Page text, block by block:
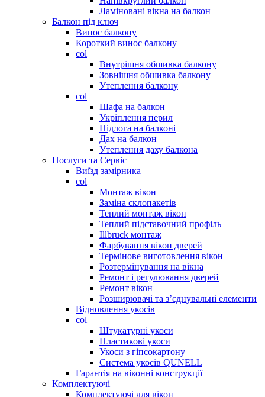
Ламіновані вікна на балкон
Балкон під ключ
Винос балкону
Короткий винос балкону
col
Внутрішня обшивка балкону
Зовнішня обшивка балкону
Утеплення балкону
col
Шафа на балкон
Укріплення перил
Підлога на балконі
Дах на балкон
Утеплення даху балкона
Послуги та Сервіс
Виїзд замірника
col
Монтаж вікон
Заміна склопакетів
Теплий монтаж вікон
Теплий підставочний профіль
Illbruck монтаж
Фарбування вікон дверей
Термінове виготовлення вікон
Розтермінування на вікна
Ремонт і регулювання дверей
Ремонт вікон
Розширювачі та з’єднувальні елементи
Відновлення укосів
col
Штукатурні укоси
Пластикові укоси
Укоси з гіпсокартону
Система укосів QUNELL
Гарантія на віконні конструкції
Комплектуючі
Комплектуючі для вікон